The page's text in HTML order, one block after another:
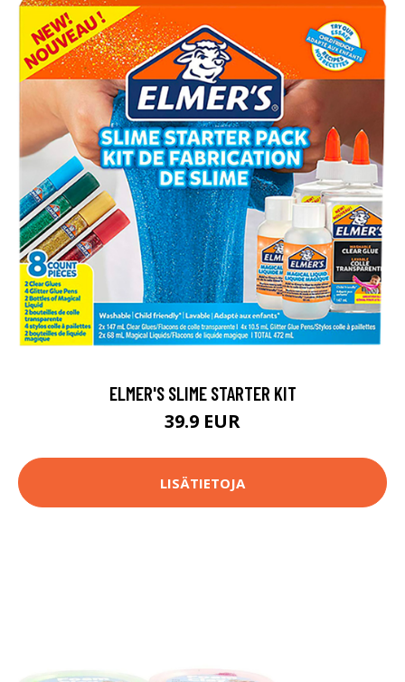
ELMER'S SLIME STARTER KIT
39.9 EUR
LISÄTIETOJA